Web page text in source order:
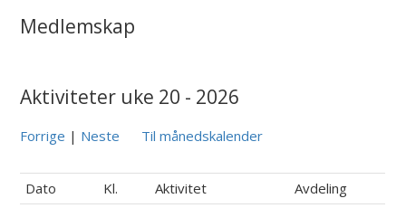
Medlemskap
Aktiviteter uke 20 - 2026
Forrige | Neste Til månedskalender
Dato Kl. Aktivitet
Avdeling